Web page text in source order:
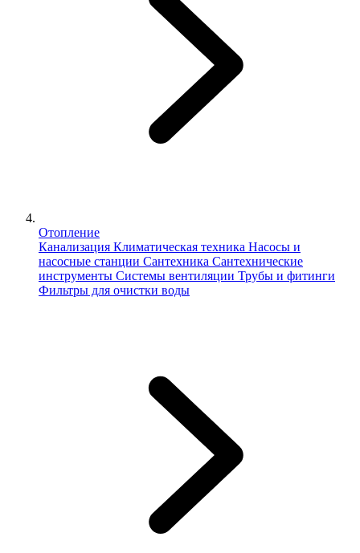
Отопление
Канализация Климатическая техника Насосы и
насосные станции Сантехника Сантехнические
инструменты Системы вентиляции Трубы и фитинги
Фильтры для очистки воды